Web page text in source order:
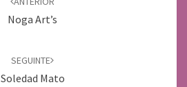
Noga Art’s
SEGUINTE
Soledad Mato